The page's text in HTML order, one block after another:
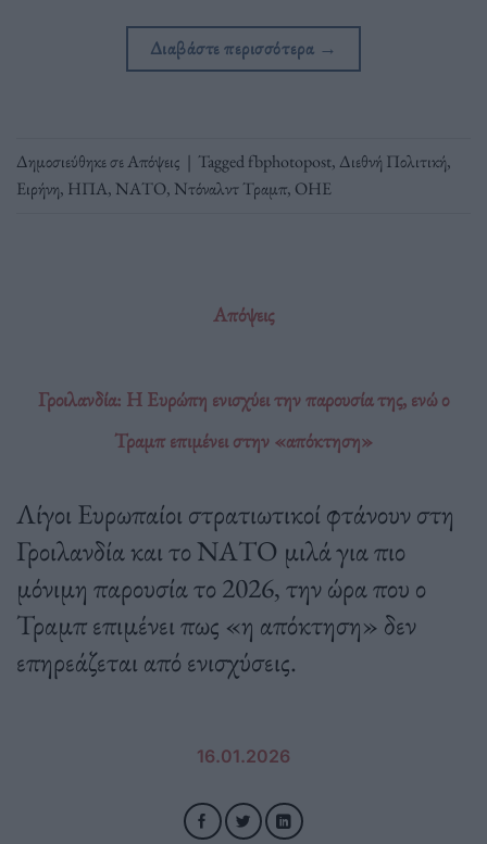
Διαβάστε περισσότερα →
Δημοσιεύθηκε σεΑπόψεις | Taggedfbphotopost, Διεθνή Πολιτική,
Ειρήνη, ΗΠΑ, ΝΑΤΟ, Ντόναλντ Τραμπ, ΟΗΕ
Απόψεις
Γροιλανδία: Η Ευρώπη ενισχύει την παρουσία της, ενώ ο
Τραμπ επιμένει στην «απόκτηση»
Λίγοι Ευρωπαίοι στρατιωτικοί φτάνουν στη
Γροιλανδία και το ΝΑΤΟ μιλά για πιο
μόνιμη παρουσία το 2026, την ώρα που ο
Τραμπ επιμένει πως «η απόκτηση» δεν
επηρεάζεται από ενισχύσεις.
16.01.2026